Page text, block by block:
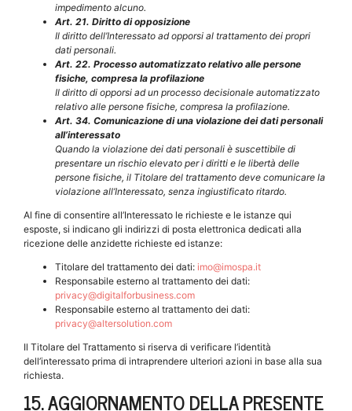
impedimento alcuno.
Art. 21. Diritto di opposizione
Il diritto dell’Interessato ad opporsi al trattamento dei propri
dati personali.
Art. 22. Processo automatizzato relativo alle persone
fisiche, compresa la profilazione
Il diritto di opporsi ad un processo decisionale automatizzato
relativo alle persone fisiche, compresa la profilazione.
Art. 34. Comunicazione di una violazione dei dati personali
all’interessato
Quando la violazione dei dati personali è suscettibile di
presentare un rischio elevato per i diritti e le libertà delle
persone fisiche, il Titolare del trattamento deve comunicare la
violazione all’Interessato, senza ingiustificato ritardo.
Al fine di consentire all’Interessato le richieste e le istanze qui
esposte, si indicano gli indirizzi di posta elettronica dedicati alla
ricezione delle anzidette richieste ed istanze:
Titolare del trattamento dei dati: imo@imospa.it
Responsabile esterno al trattamento dei dati:
privacy@digitalforbusiness.com
Responsabile esterno al trattamento dei dati:
privacy@altersolution.com
Il Titolare del Trattamento si riserva di verificare l’identità
dell’interessato prima di intraprendere ulteriori azioni in base alla sua
richiesta.
15. AGGIORNAMENTO DELLA PRESENTE